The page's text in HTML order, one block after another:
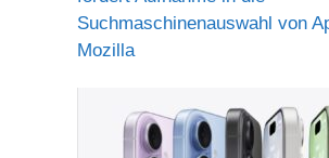
Suchmaschinenauswahl von
Mozilla